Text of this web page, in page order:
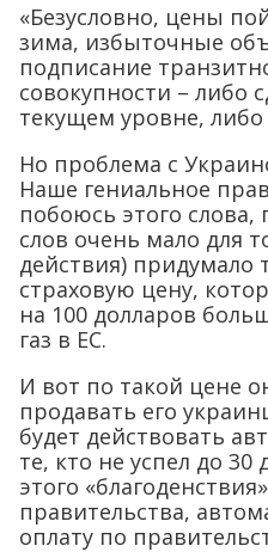
«Безусловно, цены
зима, избыточные
подписание
совокупности – либо
текущем уровне, либо
Но проблема с
Наше гениальное
побоюсь этого
слов очень мало для
действия) придумало
страховую цену,
на 100 долларов
газ в ЕС.
И вот по такой цене
продавать его
будет действовать
те, кто не успел до 30
этого
правительства,
оплату по